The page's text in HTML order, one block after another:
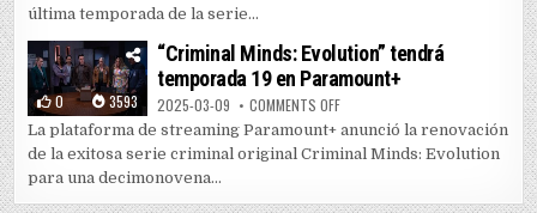
última temporada de la serie...
0 3593
“Criminal Minds: Evolution” tendrá
temporada 19 en Paramount+
2025-03-09 COMMENTS OFFON “CRIMINAL MINDS:
La plataforma de streaming Paramount+ anunció la renovación
de la exitosa serie criminal original Criminal Minds: Evolution
para una decimonovena...